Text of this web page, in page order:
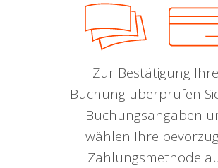
Zur Bestätigung
Buchung überprüfen
Buchungsangaben
wählen Ihre
Zahlungsmethode